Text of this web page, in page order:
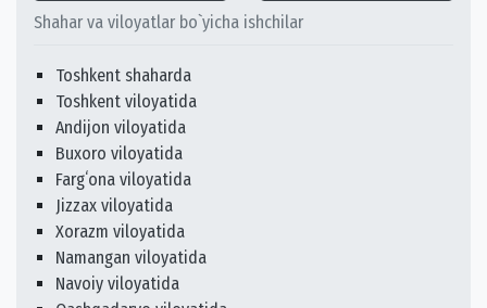
Shahar va viloyatlar bo`yicha ishchilar
Toshkent shaharda
Toshkent viloyatida
Andijon viloyatida
Buxoro viloyatida
Fargʻona viloyatida
Jizzax viloyatida
Xorazm viloyatida
Namangan viloyatida
Navoiy viloyatida